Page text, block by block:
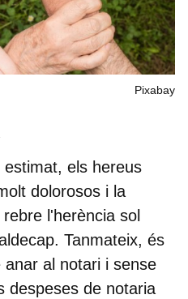
Pixabay
els hereus
dolorosos i la
l'herència sol
Tanmateix, és
al notari i sense
despeses de notaria